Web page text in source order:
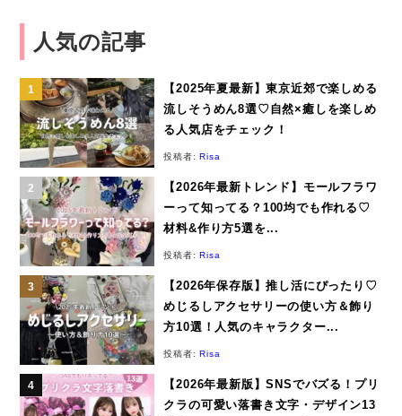
人気の記事
【2025年夏最新】東京近郊で楽しめる
流しそうめん8選♡自然×癒しを楽しめ
る人気店をチェック！
投稿者:Risa
【2026年最新トレンド】モールフラワ
ーって知ってる？100均でも作れる♡
材料&作り方5選を...
投稿者:Risa
【2026年保存版】推し活にぴったり♡
めじるしアクセサリーの使い方＆飾り
方10選！人気のキャラクター...
投稿者:Risa
【2026年最新版】SNSでバズる！プリ
クラの可愛い落書き文字・デザイン13